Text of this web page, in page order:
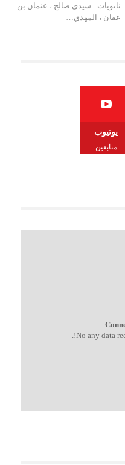
ثانويات : سيدي صالح ، عثمان بن
عفان ، المهدي…
يوتيوب
متابعين
No any data